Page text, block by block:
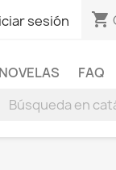
sesión shopping_cart
FAQ